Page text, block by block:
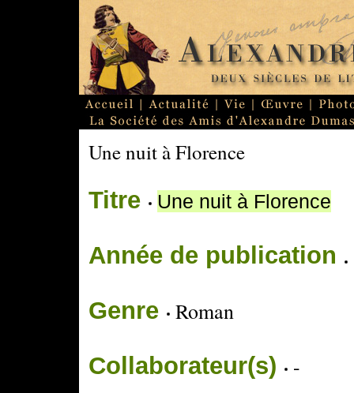
Une nuit à Florence
Titre Une nuit à Florence
Année de publication
Genre Roman
Collaborateur(s) -